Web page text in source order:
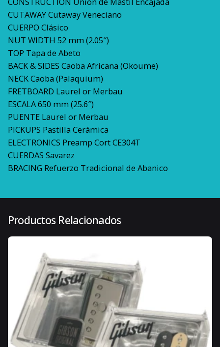
CUTAWAY Cutaway Veneciano
CUERPO Clásico
NUT WIDTH 52 mm (2.05″)
TOP Tapa de Abeto
BACK & SIDES Caoba Africana (Okoume)
NECK Caoba (Palaquium)
FRETBOARD Laurel or Merbau
ESCALA 650 mm (25.6″)
PUENTE Laurel or Merbau
PICKUPS Pastilla Cerámica
ELECTRONICS Preamp Cort CE304T
CUERDAS Savarez
BRACING Refuerzo Tradicional de Abanico
Dimensiones 120 × 50 × 30 cm
Color
Número de Cuerdas 6
Orientación de Mano Diestro
Productos Relacionados